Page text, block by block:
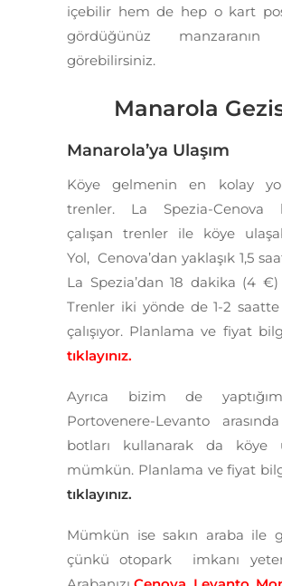
içebilir hem de hep o kart
gördüğünüz manzaranın
görebilirsiniz.
Manarola
Manarola’ya Ulaşım
Köye gelmenin en kolay
trenler. La Spezia-Cenova
çalışan trenler ile köye
Yol, Cenova’dan yaklaşık 1,5
La Spezia’dan 18 dakika (4 €)
Trenler iki yönde de 1-2
çalışıyor. Planlama ve fiyat
tıklayınız.
Ayrıca bizim de
Portovenere-Levanto
botları kullanarak da köye
mümkün. Planlama ve fiyat
tıklayınız.
Mümkün ise sakın araba ile
çünkü otopark imkanı